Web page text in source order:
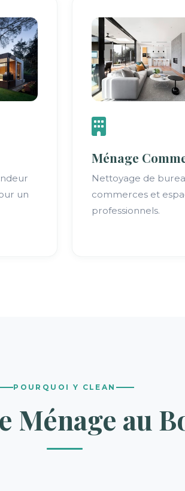
un
Ménage
Nettoyage de
commerces et
professionnels.
POURQUOI Y CLEAN
Ménage au